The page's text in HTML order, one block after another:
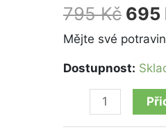
795Kč 695
Mějte své
Dostupnost:
množství